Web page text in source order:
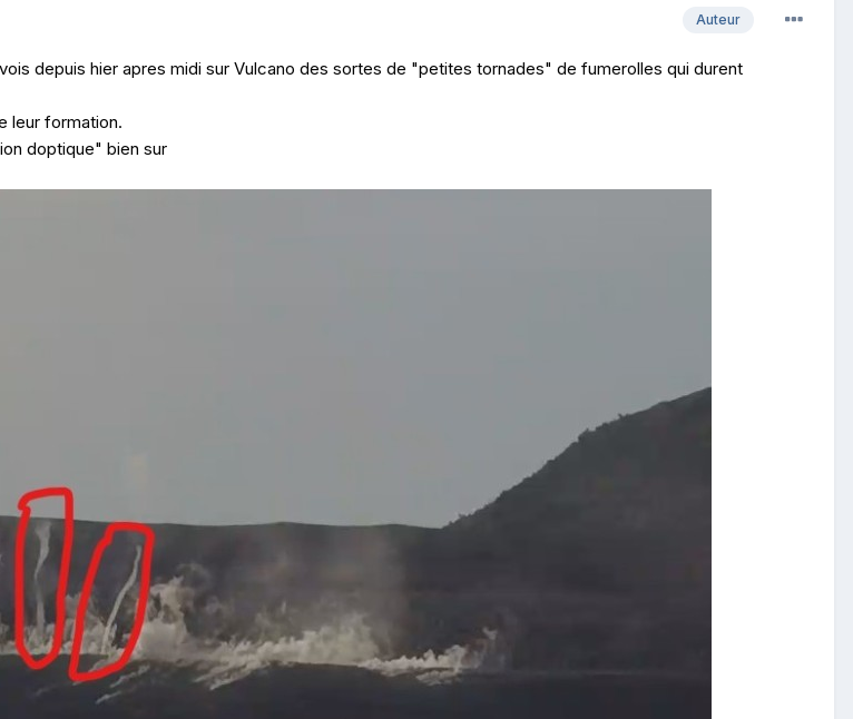
Auteur
depuis hier apres midi sur Vulcano des sortes de "petites tornades" de fumerolles qui durent
leur formation.
doptique" bien sur